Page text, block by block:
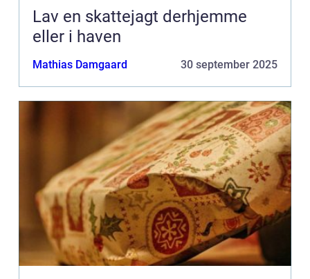
Lav en skattejagt derhjemme
eller i haven
Mathias Damgaard 30 september 2025